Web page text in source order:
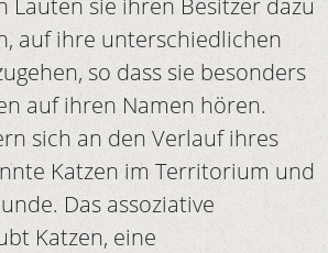
auf ihre unterschiedlichen
so dass sie besonders
auf ihren Namen hören.
sich an den Verlauf ihres
Katzen im Territorium und
Das assoziative
Katzen, eine